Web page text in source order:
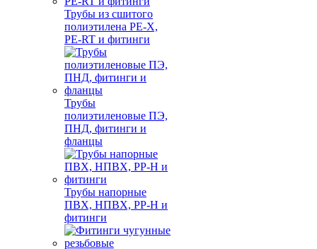
Трубы из сшитого
полиэтилена PE-X,
PE-RT и фитинги
Трубы
полиэтиленовые ПЭ,
ПНД, фитинги и
фланцы
Трубы напорные
ПВХ, НПВХ, PP-H и
фитинги